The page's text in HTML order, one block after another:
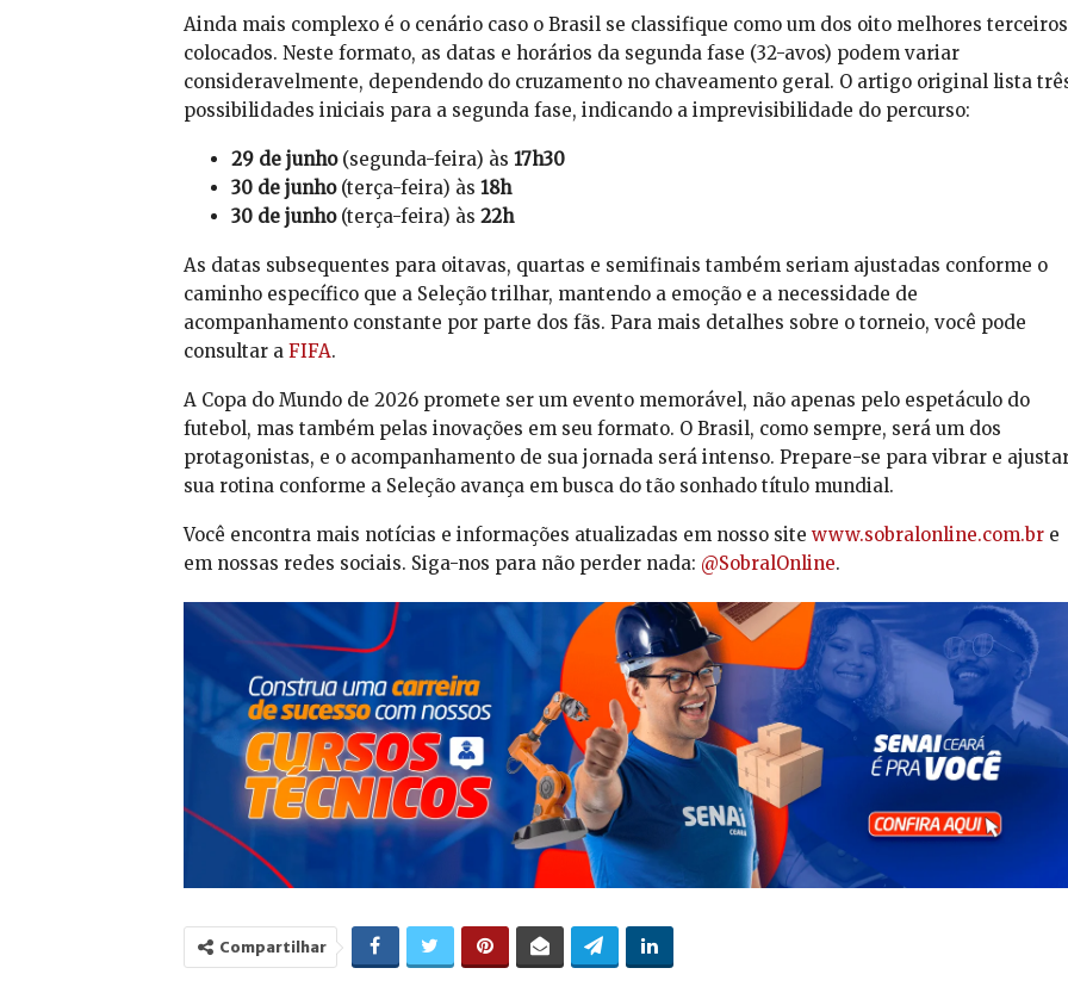
Ainda mais complexo é o cenário caso o Brasil se classifique como um dos oito melhores terceiros
colocados. Neste formato, as datas e horários da segunda fase (32-avos) podem variar
consideravelmente, dependendo do cruzamento no chaveamento geral. O artigo original lista
possibilidades iniciais para a segunda fase, indicando a imprevisibilidade do percurso:
29 de junho(segunda-feira) às 17h30
30 de junho(terça-feira) às 18h
30 de junho(terça-feira) às 22h
As datas subsequentes para oitavas, quartas e semifinais também seriam ajustadas conforme o
caminho específico que a Seleção trilhar, mantendo a emoção e a necessidade de
acompanhamento constante por parte dos fãs. Para mais detalhes sobre o torneio, você pode
consultar a FIFA.
A Copa do Mundo de 2026 promete ser um evento memorável, não apenas pelo espetáculo do
futebol, mas também pelas inovações em seu formato. O Brasil, como sempre, será um dos
protagonistas, e o acompanhamento de sua jornada será intenso. Prepare-se para vibrar e
sua rotina conforme a Seleção avança em busca do tão sonhado título mundial.
Você encontra mais notícias e informações atualizadas em nosso site www.sobralonline.com.bre
em nossas redes sociais. Siga-nos para não perder nada: @SobralOnline.
Compartilhar